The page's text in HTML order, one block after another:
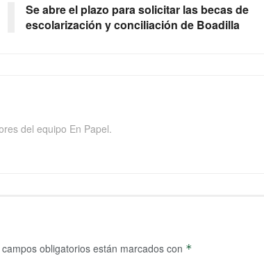
Se abre el plazo para solicitar las becas de
escolarización y conciliación de Boadilla
del equipo En Papel.
campos obligatorios están marcados con *